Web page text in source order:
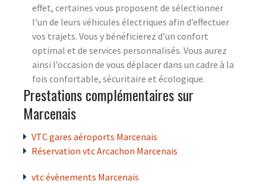
effet, certaines vous proposent de sélectionner
l’un de leurs véhicules électriques afin d’effectuer
vos trajets. Vous y bénéficierez d’un confort
optimal et de services personnalisés. Vous aurez
ainsi l’occasion de vous déplacer dans un cadre à la
fois confortable, sécuritaire et écologique.
Prestations complémentaires sur
Marcenais
VTC gares aéroports Marcenais
Réservation vtc Arcachon Marcenais
vtc évènements Marcenais